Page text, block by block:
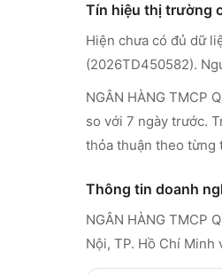
Tín hiệu thị trường
Hiện chưa có đủ dữ
(2026TD450582).
NGÂN HÀNG TMCP
so với 7 ngày trước.
thỏa thuận theo từng
Thông tin doanh
NGÂN HÀNG TMCP
Nội, TP. Hồ Chí Minh